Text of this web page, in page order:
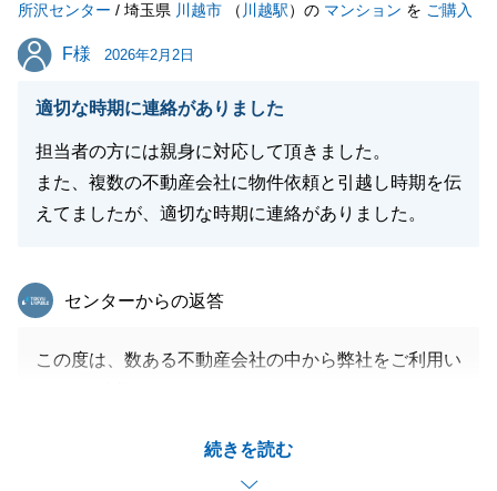
所沢センター / 埼玉県 川越市 （ 川越駅）の マンション を ご購入
F様
F様 2026年2月2日
適切な時期に連絡がありました
担当者の方には親身に対応して頂きました。
また、複数の不動産会社に物件依頼と引越し時期を伝
えてましたが、適切な時期に連絡がありました。
続きを読む
東急リバブル
センターからの返答
この度は、数ある不動産会社の中から弊社をご利用い
わたり大切なお住まい探しをお任せいただけましたこ
と、改めて深く感謝申し上げます。